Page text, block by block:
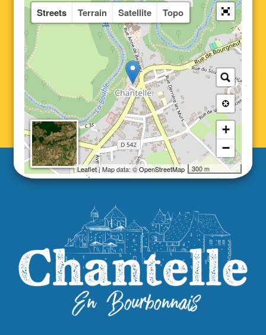
Streets Terrain Satellite Topo
+
−
300 m
Leaflet| Map data: ©OpenStreetMap